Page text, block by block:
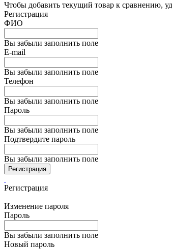
Чтобы добавить текущий товар к сравнению,
Регистрация
ФИО
Вы забыли заполнить поле
E-mail
Вы забыли заполнить поле
Телефон
Вы забыли заполнить поле
Пароль
Вы забыли заполнить поле
Подтвердите пароль
Вы забыли заполнить поле
Регистрация
Регистрация
Изменение пароля
Пароль
Вы забыли заполнить поле
Новый пароль